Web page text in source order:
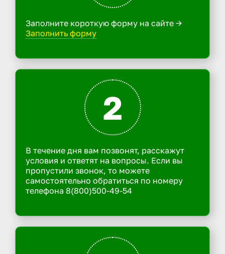
Заполните короткую форму на сайте ->
Заполнить форму
2
В течение дня вам позвонят, расскажут
условия и ответят на вопросы. Если вы
пропустили звонок, то можете
самостоятельно обратиться по номеру
телефона 8(800)500-49-54